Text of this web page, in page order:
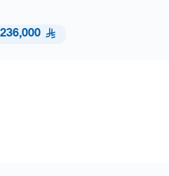
236,000